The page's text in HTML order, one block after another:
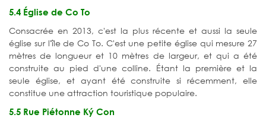
5.4 Église de Co To
Consacrée en 2013, c'est la plus récente et aussi la seule
église sur l'île de Co To. C'est une petite église qui mesure 27
mètres de longueur et 10 mètres de largeur, et qui a été
construite au pied d'une colline. Étant la première et la
seule église, et ayant été construite si récemment, elle
constitue une attraction touristique populaire.
5.5 Rue Piétonne Ký Con